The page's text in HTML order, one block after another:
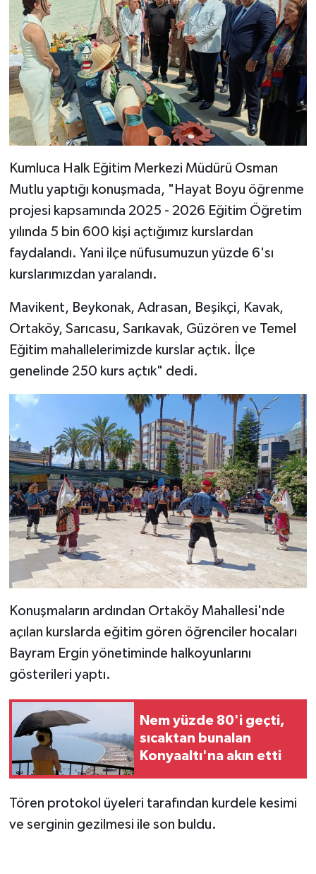
Kumluca Halk Eğitim Merkezi Müdürü Osman
Mutlu yaptığı konuşmada, "Hayat Boyu öğrenme
projesi kapsamında 2025 - 2026 Eğitim Öğretim
yılında 5 bin 600 kişi açtığımız kurslardan
faydalandı. Yani ilçe nüfusumuzun yüzde 6'sı
kurslarımızdan yaralandı.
Mavikent, Beykonak, Adrasan, Beşikçi, Kavak,
Ortaköy, Sarıcasu, Sarıkavak, Güzören ve Temel
Eğitim mahallelerimizde kurslar açtık. İlçe
genelinde 250 kurs açtık" dedi.
Konuşmaların ardından Ortaköy Mahallesi'nde
açılan kurslarda eğitim gören öğrenciler hocaları
Bayram Ergin yönetiminde halkoyunlarını
gösterileri yaptı.
Nem yüzde 80'i geçti,
sıcaktan bunalan
Konyaaltı'na akın etti
Tören protokol üyeleri tarafından kurdele kesimi
ve serginin gezilmesi ile son buldu.